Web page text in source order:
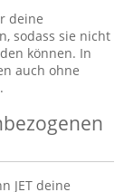
deine
sodass sie nicht
können. In
auch ohne
JET deine